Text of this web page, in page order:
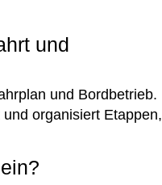
und
und Bordbetrieb.
organisiert Etappen,